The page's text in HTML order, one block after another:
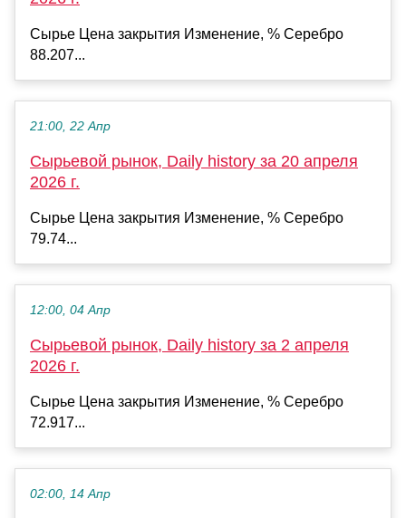
Сырье Цена закрытия Изменение, % Серебро
88.207...
21:00, 22 Апр
Сырьевой рынок, Daily history за 20 апреля
2026 г.
Сырье Цена закрытия Изменение, % Серебро
79.74...
12:00, 04 Апр
Сырьевой рынок, Daily history за 2 апреля
2026 г.
Сырье Цена закрытия Изменение, % Серебро
72.917...
02:00, 14 Апр